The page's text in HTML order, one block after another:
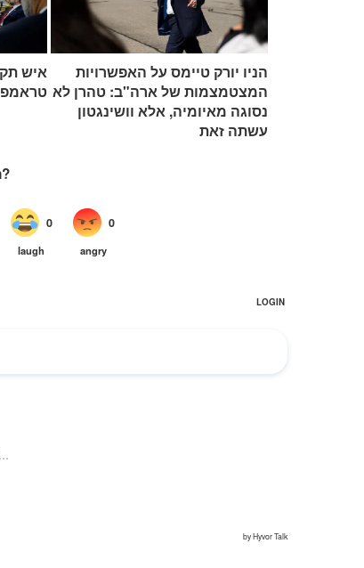
הניו יורק טיימס על האפשרויות
המצטמצמות של ארה"ב: טהרן לא
נסוגה מאיומיה, אלא וושינגטון
עשתה זאת
איש
טראמפ